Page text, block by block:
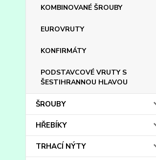
KOMBINOVANÉ ŠROUBY
EUROVRUTY
KONFIRMÁTY
PODSTAVCOVÉ VRUTY S
ŠESTIHRANNOU HLAVOU
ŠROUBY
HŘEBÍKY
TRHACÍ NÝTY